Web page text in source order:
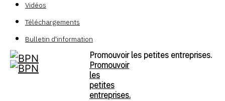
Vidéos
Téléchargements
Bulletin d'information
Promouvoir les petites entreprises.
Promouvoir
les
petites
entreprises.